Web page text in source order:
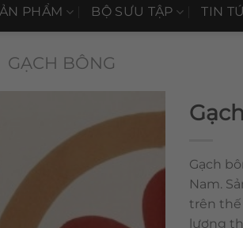
PHẨM BỘ SƯU TẬP TIN
GẠCH BÔNG
Gạch
Nam.
trên thế
lượng